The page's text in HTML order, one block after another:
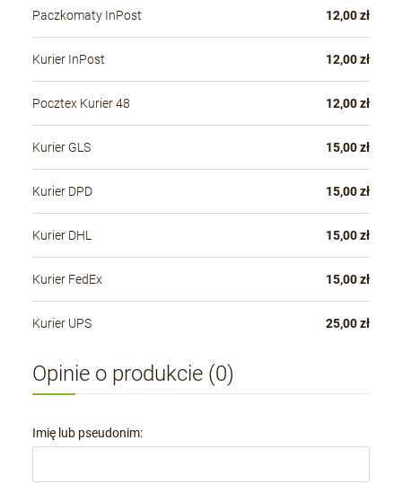
Paczkomaty InPost 12,00 zł
Kurier InPost 12,00 zł
Pocztex Kurier 48 12,00 zł
Kurier GLS 15,00 zł
Kurier DPD 15,00 zł
Kurier DHL 15,00 zł
Kurier FedEx 15,00 zł
Kurier UPS 25,00 zł
Opinie o produkcie (0)
Imię lub pseudonim: